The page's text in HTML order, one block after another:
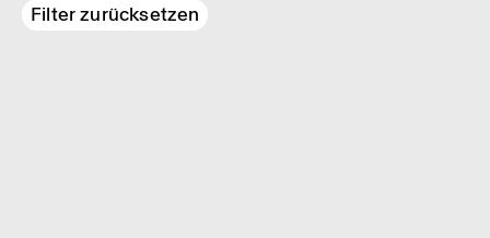
Filter zurücksetzen